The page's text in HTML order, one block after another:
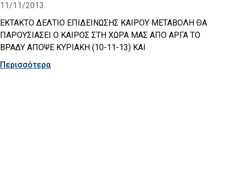
11/11/2013
ΕΚΤΑΚΤΟ ΔΕΛΤΙΟ ΕΠΙΔΕΙΝΩΣΗΣ ΚΑΙΡΟΥ ΜΕΤΑΒΟΛΗ ΘΑ
ΠΑΡΟΥΣΙΑΣΕΙ Ο ΚΑΙΡΟΣ ΣΤΗ ΧΩΡΑ ΜΑΣ ΑΠΟ ΑΡΓΑ ΤΟ
ΒΡΑΔΥ ΑΠΟΨΕ ΚΥΡΙΑΚΗ (10-11-13) ΚΑΙ
Περισσότερα